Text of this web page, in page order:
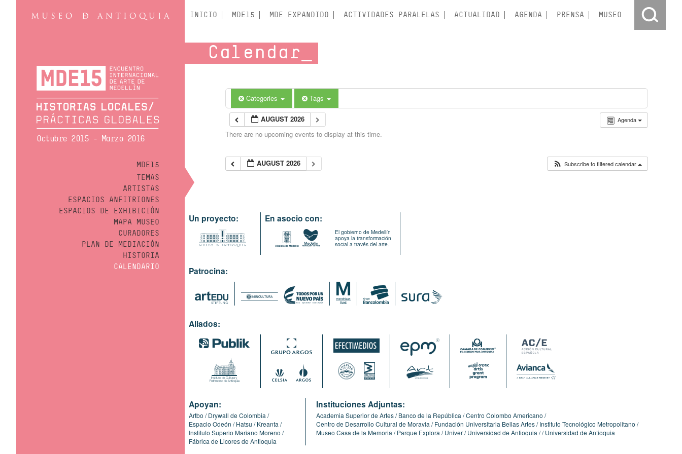
Octubre 2015 - Marzo 2016
MDE15
TEMAS
ARTISTAS
ESPACIOS ANFITRIONES
ESPACIOS DE EXHIBICIÓN
MAPA MUSEO
CURADORES
PLAN DE MEDIACIÓN
HISTORIA
CALENDARIO
INICIO MDE15 MDE EXPANDIDO ACTIVIDADES PARALELAS ACTUALIDAD AGENDA PRENSA MUSEO
Calendar
Categories Tags
Agenda
AUGUST 2026
There are no upcoming events to display at this time.
AUGUST 2026 Subscribe to filtered calendar
Un proyecto: En asocio con:
El gobierno de Medellín
apoya la transformación
social a través del arte.
Patrocina:
Aliados:
Apoyan:
Artbo
Drywall de Colombia
Espacio Odeón
Hatsu
Kreanta
Instituto Superio Mariano Moreno
Fábrica de Licores de Antioquia
Instituciones Adjuntas:
Academia Superior de Artes Banco de la República Centro Colombo Americano
Centro de Desarrollo Cultural de Moravia
Fundación Universitaria Bellas Artes Instituto Tecnológico Metropolitano
Museo Casa de la Memoria
Parque Explora Univer Universidad de Antioquia Universidad de Antioquia